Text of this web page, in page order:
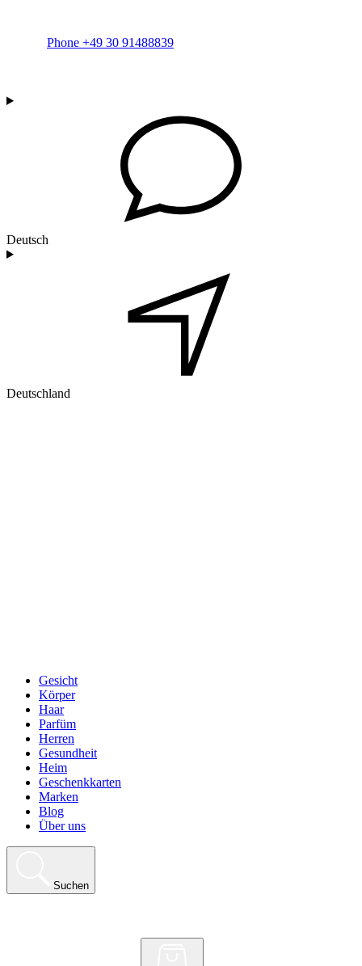
Phone +49 30 91488839
Deutsch
Deutschland
Gesicht
Körper
Haar
Parfüm
Herren
Gesundheit
Heim
Geschenkkarten
Marken
Blog
Über uns
Suchen